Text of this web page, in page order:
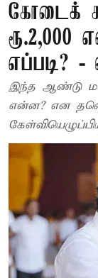
கோடைக்
ரூ.2,000
எப்படி?
இந்த ஆண்டு
என்ன? என